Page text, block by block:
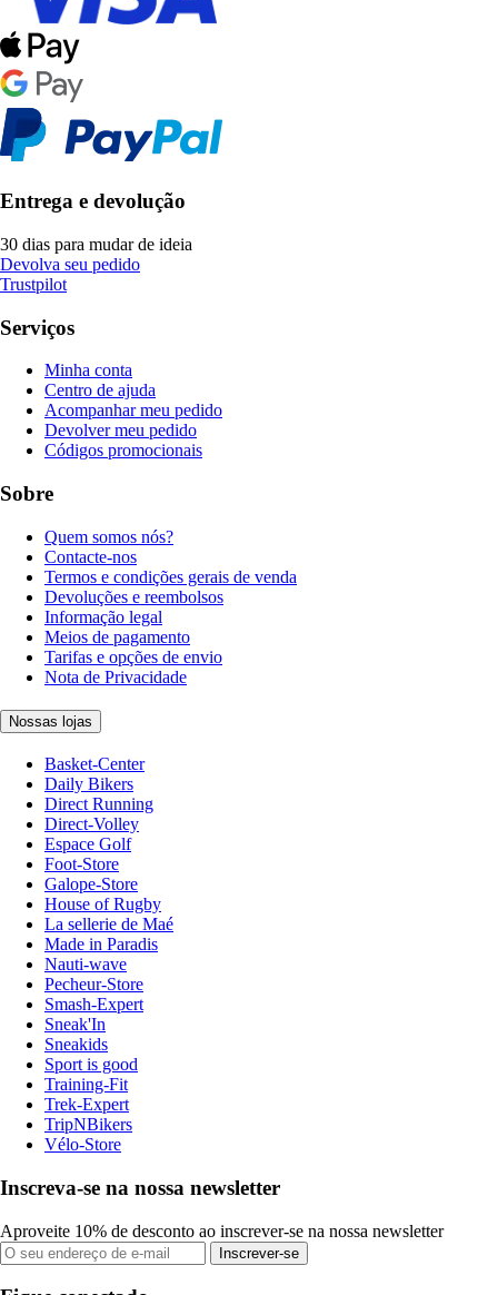
Entrega e devolução
30 dias para mudar de ideia
Devolva seu pedido
Trustpilot
Serviços
Minha conta
Centro de ajuda
Acompanhar meu pedido
Devolver meu pedido
Códigos promocionais
Sobre
Quem somos nós?
Contacte-nos
Termos e condições gerais de venda
Devoluções e reembolsos
Informação legal
Meios de pagamento
Tarifas e opções de envio
Nota de Privacidade
Nossas lojas
Basket-Center
Daily Bikers
Direct Running
Direct-Volley
Espace Golf
Foot-Store
Galope-Store
House of Rugby
La sellerie de Maé
Made in Paradis
Nauti-wave
Pecheur-Store
Smash-Expert
Sneak'In
Sneakids
Sport is good
Training-Fit
Trek-Expert
TripNBikers
Vélo-Store
Inscreva-se na nossa newsletter
Aproveite 10% de desconto ao inscrever-se na nossa newsletter
Inscrever-se